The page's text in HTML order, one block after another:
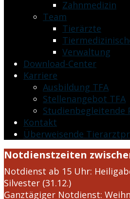
Zahnmedizin
Team
Tierärzte
Verwaltung
Download-Center
Karriere
Ausbildung TFA
Stellenangebot TFA
Studienbegleitende
Kontakt
Überweisende
Notdienstzeiten
Notdienst ab 15 Uhr​:
Silvester (31.12.)
Ganztägiger Notdienst: